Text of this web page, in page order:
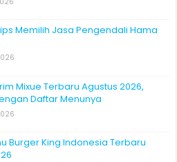
Memilih Jasa Pengendali Hama
Mixue Terbaru Agustus 2026,
Daftar Menunya
Burger King Indonesia Terbaru